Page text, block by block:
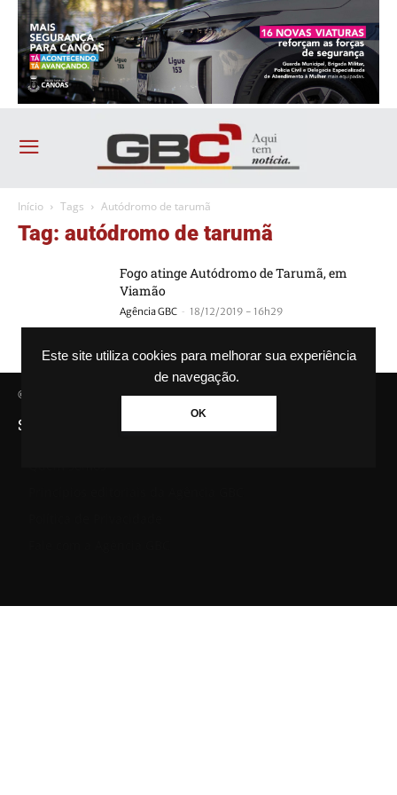
Este site utiliza cookies para melhorar sua experiência
de navegação.
OK
Início Tags Autódromo de tarumã
Tag: autódromo de tarumã
Fogo atinge Autódromo de Tarumã, em
Viamão
Agência GBC - 18/12/2019 - 16h29
© Agência GBC. Aqui tem notícia. Todos os direitos reservados.
SAIBA MAIS SOBRE A AGÊNCIA GBC